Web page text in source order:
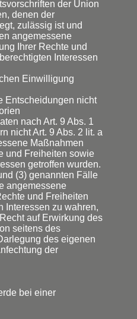
der Union
denen der
zulässig ist und
angemessene
Ihrer Rechte und
Interessen
Einwilligung
Entscheidungen nicht
nach Art. 9 Abs. 1
nicht Art. 9 Abs. 2 lit. a
Maßnahmen
und Freiheiten sowie
getroffen wurden.
(3) genannten Fälle
angemessene
und Freiheiten
Interessen zu wahren,
auf Erwirkung des
seitens des
des eigenen
der
bei einer